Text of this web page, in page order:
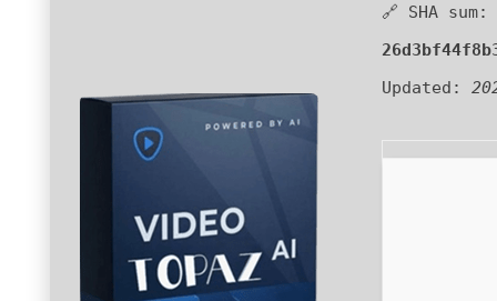
🔗 SHA sum:
Updated: